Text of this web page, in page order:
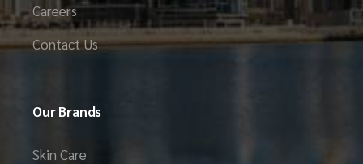
Careers
Contact Us
Our Brands
Skin Care